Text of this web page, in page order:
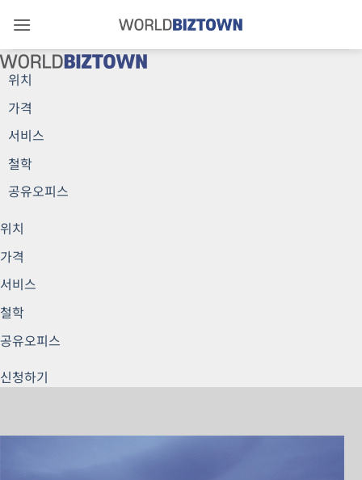
content
위치
가격
서비스
철학
공유오피스
위치
가격
서비스
철학
공유오피스
신청하기